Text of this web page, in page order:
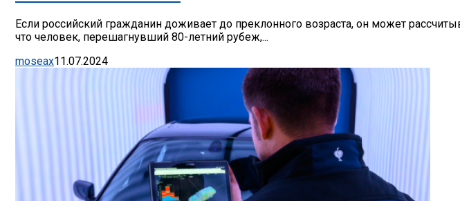
Если российский гражданин доживает до преклонного возраста, он может
что человек, перешагнувший 80-летний рубеж,...
moseax11.07.2024